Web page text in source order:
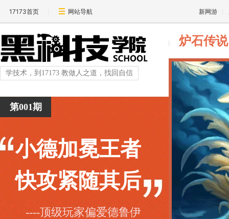
17173首页 网站导航 新网游
炉石传说
学技术，到17173 教做人之道，找回自信
第001期
小德加冕王者
快攻紧随其后
----顶级玩家偏爱德鲁伊